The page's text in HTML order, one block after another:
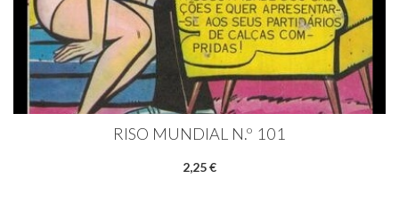
RISO MUNDIAL N.º 101
2,25 €